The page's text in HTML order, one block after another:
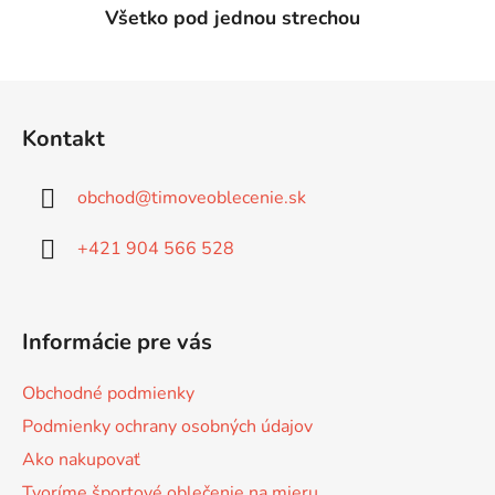
u
Všetko pod jednou strechou
Kontakt
obchod@timoveoblecenie.sk
+421 904 566 528
Informácie pre vás
Obchodné podmienky
Podmienky ochrany osobných údajov
Ako nakupovať